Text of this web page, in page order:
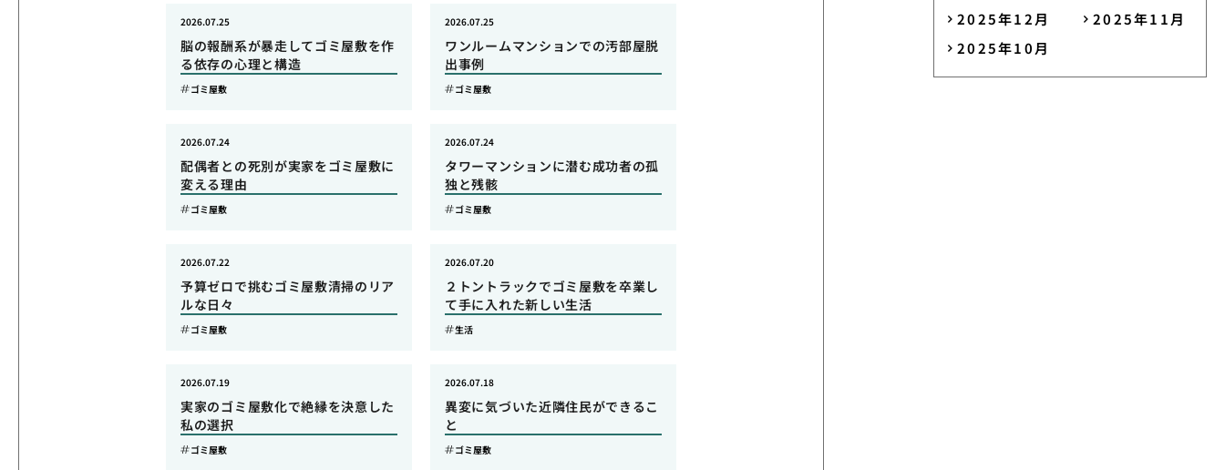
脳の報酬系が暴走してゴミ屋敷を作
る依存の心理と構造
2026.07.25
ゴミ屋敷
ワンルームマンションでの汚部屋脱
出事例
2026.07.25
ゴミ屋敷
配偶者との死別が実家をゴミ屋敷に
変える理由
2026.07.24
ゴミ屋敷
タワーマンションに潜む成功者の孤
独と残骸
2026.07.24
ゴミ屋敷
予算ゼロで挑むゴミ屋敷清掃のリア
ルな日々
2026.07.22
ゴミ屋敷
２トントラックでゴミ屋敷を卒業し
て手に入れた新しい生活
2026.07.20
生活
実家のゴミ屋敷化で絶縁を決意した
私の選択
2026.07.19
ゴミ屋敷
異変に気づいた近隣住民ができるこ
と
2026.07.18
ゴミ屋敷
2025年12月
2025年11月
2025年10月